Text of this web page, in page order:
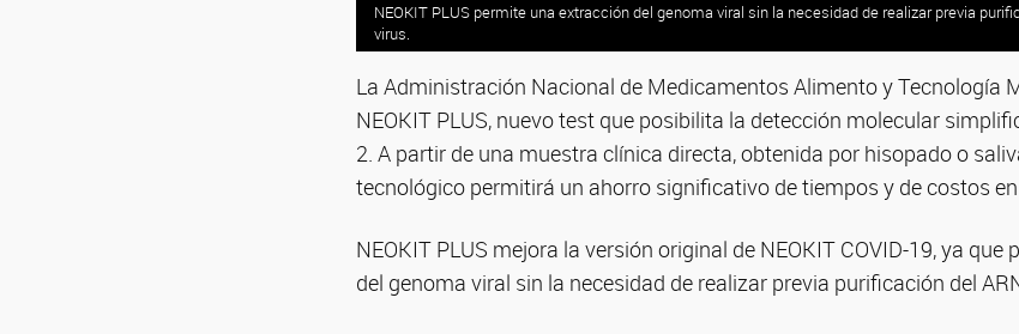
NEOKIT PLUS permite una extracción del genoma viral sin la necesidad de realizar previa
virus.
La Administración Nacional de Medicamentos Alimento y Tecnología
NEOKIT PLUS, nuevo test que posibilita la detección molecular
2. A partir de una muestra clínica directa, obtenida por hisopado o
tecnológico permitirá un ahorro significativo de tiempos y de costos
NEOKIT PLUS mejora la versión original de NEOKIT COVID-19, ya
del genoma viral sin la necesidad de realizar previa purificación del